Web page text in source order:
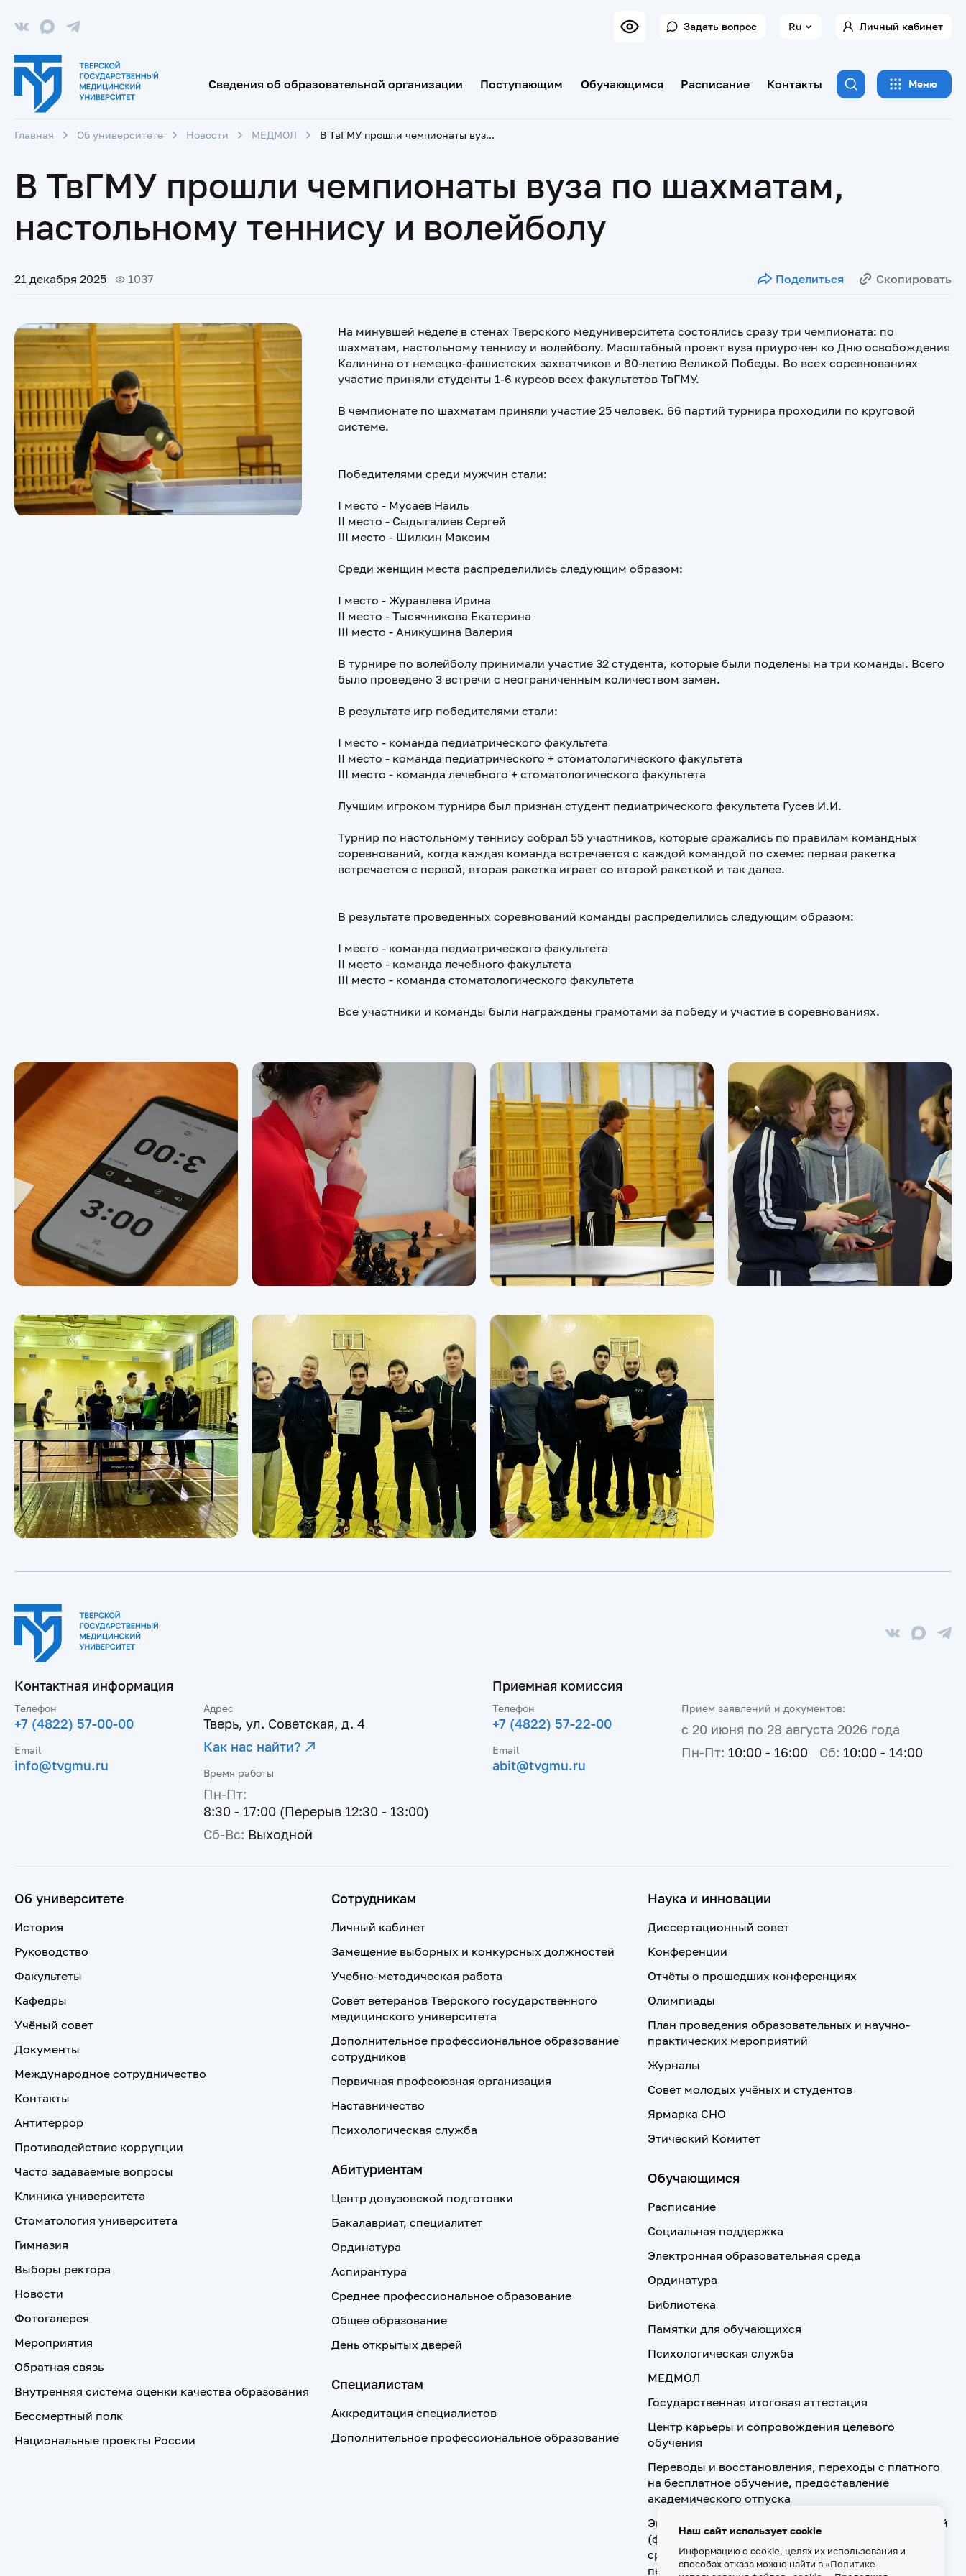
Задать вопрос Ru Личный кабинет
Сведения об образовательной организации Поступающим Обучающимся Расписание Контакты Меню
Главная Об университете Новости МЕДМОЛ В ТвГМУ прошли чемпионаты вуза по шахматам, настольному теннису и волейболу
В ТвГМУ прошли чемпионаты вуза по шахматам,
настольному теннису и волейболу
21 декабря 2025 1037 Поделиться Скопировать
На минувшей неделе в стенах Тверского медуниверситета состоялись сразу три чемпионата: по
шахматам, настольному теннису и волейболу. Масштабный проект вуза приурочен ко Дню освобождения
Калинина от немецко-фашистских захватчиков и 80-летию Великой Победы. Во всех соревнованиях
участие приняли студенты 1-6 курсов всех факультетов ТвГМУ.
В чемпионате по шахматам приняли участие 25 человек. 66 партий турнира проходили по круговой
системе.
Победителями среди мужчин стали:
I место - Мусаев Наиль
II место - Сыдыгалиев Сергей
III место - Шилкин Максим
Среди женщин места распределились следующим образом:
I место - Журавлева Ирина
II место - Тысячникова Екатерина
III место - Аникушина Валерия
В турнире по волейболу принимали участие 32 студента, которые были поделены на три команды. Всего
было проведено 3 встречи с неограниченным количеством замен.
В результате игр победителями стали:
I место - команда педиатрического факультета
II место - команда педиатрического + стоматологического факультета
III место - команда лечебного + стоматологического факультета
Лучшим игроком турнира был признан студент педиатрического факультета Гусев И.И.
Турнир по настольному теннису собрал 55 участников, которые сражались по правилам командных
соревнований, когда каждая команда встречается с каждой командой по схеме: первая ракетка
встречается с первой, вторая ракетка играет со второй ракеткой и так далее.
В результате проведенных соревнований команды распределились следующим образом:
I место - команда педиатрического факультета
II место - команда лечебного факультета
III место - команда стоматологического факультета
Все участники и команды были награждены грамотами за победу и участие в соревнованиях.
Контактная информация
Телефон
+7 (4822) 57-00-00
Email
info@tvgmu.ru
Адрес
Тверь, ул. Советская, д. 4
Как нас найти?
Время работы
Пн-Пт:
8:30 - 17:00 (Перерыв 12:30 - 13:00)
Сб-Вс: Выходной
Приемная комиссия
Телефон
+7 (4822) 57-22-00
Email
abit@tvgmu.ru
Прием заявлений и документов:
с 20 июня по 28 августа 2026 года
Пн-Пт: 10:00 - 16:00 Сб: 10:00 - 14:00
Об университете
История
Руководство
Факультеты
Кафедры
Учёный совет
Документы
Международное сотрудничество
Контакты
Антитеррор
Противодействие коррупции
Часто задаваемые вопросы
Клиника университета
Стоматология университета
Гимназия
Выборы ректора
Новости
Фотогалерея
Мероприятия
Обратная связь
Внутренняя система оценки качества образования
Бессмертный полк
Национальные проекты России
Сотрудникам
Личный кабинет
Замещение выборных и конкурсных должностей
Учебно-методическая работа
Совет ветеранов Тверского государственного
медицинского университета
Дополнительное профессиональное образование
сотрудников
Первичная профсоюзная организация
Наставничество
Психологическая служба
Абитуриентам
Центр довузовской подготовки
Бакалавриат, специалитет
Ординатура
Аспирантура
Среднее профессиональное образование
Общее образование
День открытых дверей
Специалистам
Аккредитация специалистов
Дополнительное профессиональное образование
Наука и инновации
Диссертационный совет
Конференции
Отчёты о прошедших конференциях
Олимпиады
План проведения образовательных и научно-
практических мероприятий
Журналы
Совет молодых учёных и студентов
Ярмарка СНО
Этический Комитет
Обучающимся
Расписание
Социальная поддержка
Электронная образовательная среда
Ординатура
Библиотека
Памятки для обучающихся
Психологическая служба
МЕДМОЛ
Государственная итоговая аттестация
Центр карьеры и сопровождения целевого
обучения
Переводы и восстановления, переходы с платного
на бесплатное обучение, предоставление
академического отпуска
Экзамен по допуску к осуществлению медицинской
(фармацевтической) деятельности на должностях
среднего медицинского (фармацевтического)
персонала
Наш сайт использует cookie
Информацию о cookie, целях их использования и
способах отказа можно найти в«Политике